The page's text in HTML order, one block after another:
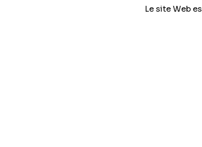
Le site Web